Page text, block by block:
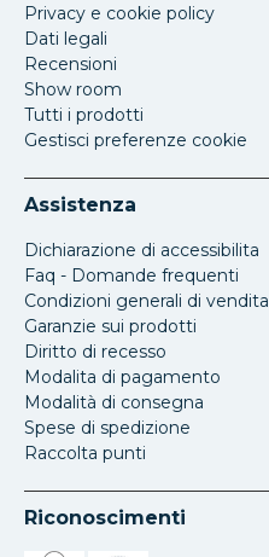
Privacy e cookie policy
Dati legali
Recensioni
Show room
Tutti i prodotti
Gestisci preferenze cookie
Assistenza
Dichiarazione di accessibilita
Faq - Domande frequenti
Condizioni generali di vendita
Garanzie sui prodotti
Diritto di recesso
Modalita di pagamento
Modalità di consegna
Spese di spedizione
Raccolta punti
Riconoscimenti